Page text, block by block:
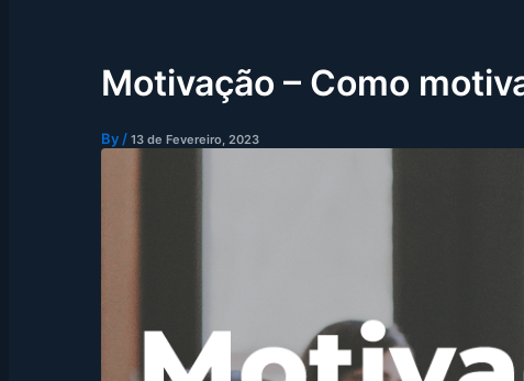
Motivação – Como
By / 13 de Fevereiro, 2023